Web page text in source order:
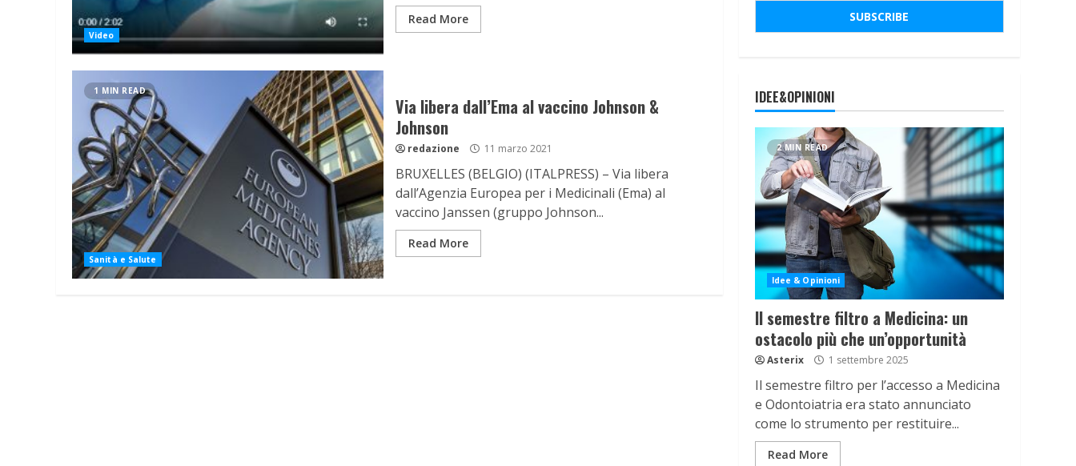
Video
Read More
1 MIN READ
Sanità e Salute
Via libera dall’Ema al vaccino Johnson &
Johnson
redazione 11 marzo 2021
BRUXELLES (BELGIO) (ITALPRESS) – Via libera
dall’Agenzia Europea per i Medicinali (Ema) al
vaccino Janssen (gruppo Johnson...
Read More
IDEE&OPINIONI
2 MIN READ
Idee & Opinioni
Il semestre filtro a Medicina: un
ostacolo più che un’opportunità
Asterix 1 settembre 2025
Il semestre filtro per l’accesso a Medicina
e Odontoiatria era stato annunciato
come lo strumento per restituire...
Read More